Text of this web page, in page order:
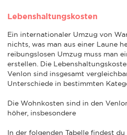
Lebenshaltungskosten
Ein internationaler Umzug von
nichts, was man aus einer Laune
reibungslosen Umzug muss man
erstellen. Die
Venlon sind insgesamt
Unterschiede in bestimmten
Die Wohnkosten sind in den
höher, insbesondere
In der folgenden Tabelle findest